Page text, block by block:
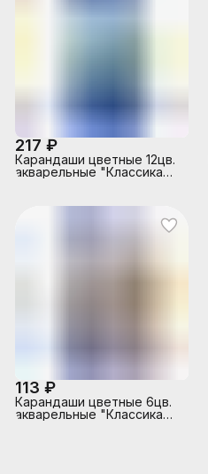
217 ₽
Карандаши цветные 12цв.
акварельные "Классика
113 ₽
Карандаши цветные 6цв.
акварельные "Классика